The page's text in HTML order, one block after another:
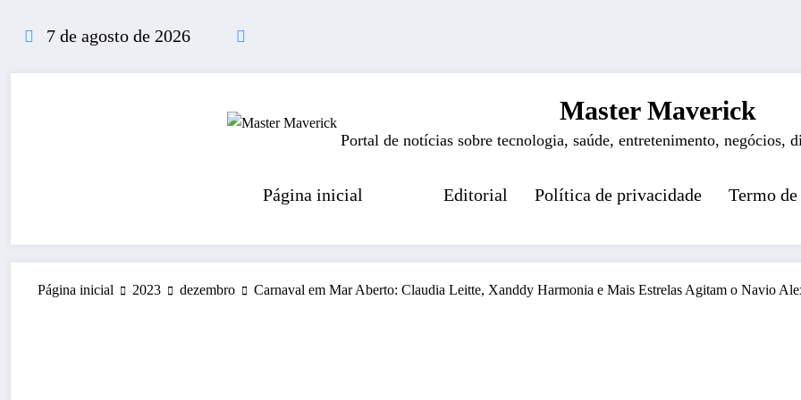
conteúdo
7 de agosto de 2026
Master Maverick
Portal de notícias sobre tecnologia, saúde, entretenimento, negócios,
Página inicial Editorial Política de privacidade Termo
Página inicial 2023 dezembro Carnaval em Mar Aberto: Claudia Leitte, Xanddy Harmonia e Mais Estrelas Agitam o Navio